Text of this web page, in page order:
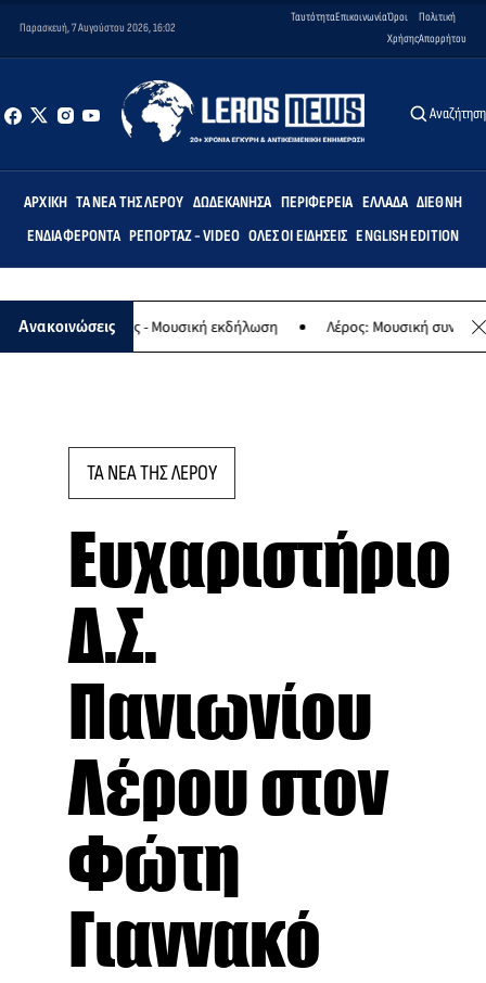
Παρασκευή, 7 Αυγούστου 2026, 16:02
ΤαυτότηταΕπικοινωνίαΌροι
Χρήσης
Πολιτική
Απορρήτου
Αναζήτηση
ΑΡΧΙΚΉ ΤΑ ΝΈΑ ΤΗΣ ΛΈΡΟΥ ΔΩΔΕΚΆΝΗΣΑ ΠΕΡΙΦΈΡΕΙΑ ΕΛΛΆΔΑ ΔΙΕΘΝΉ
ΕΝΔΙΑΦΈΡΟΝΤΑ ΡΕΠΟΡΤΆΖ - VIDEO ΌΛΕΣ ΟΙ ΕΙΔΉΣΕΙΣ ENGLISH EDITION
Ανακοινώσεις
της Παναγίας - Μουσική εκδήλωση Λέρος: Μουσική συναυλία
ΤΑ ΝΕΑ ΤΗΣ ΛΕΡΟΥ
Ευχαριστήριο
Δ.Σ.
Πανιωνίου
Λέρου στον
Φώτη
Γιαννακό